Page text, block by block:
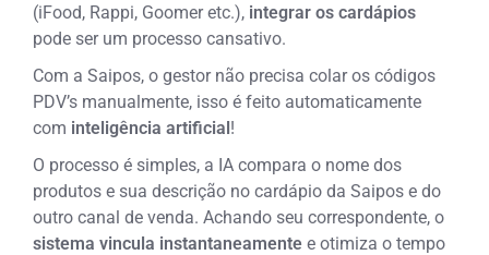
(iFood, Rappi, Goomer etc.), integrar os cardápios
pode ser um processo cansativo.
Com a Saipos, o gestor não precisa colar os códigos
PDV’s manualmente, isso é feito automaticamente
com inteligência artificial!
O processo é simples, a IA compara o nome dos
produtos e sua descrição no cardápio da Saipos e do
outro canal de venda. Achando seu correspondente, o
sistema vincula instantaneamente e otimiza o tempo